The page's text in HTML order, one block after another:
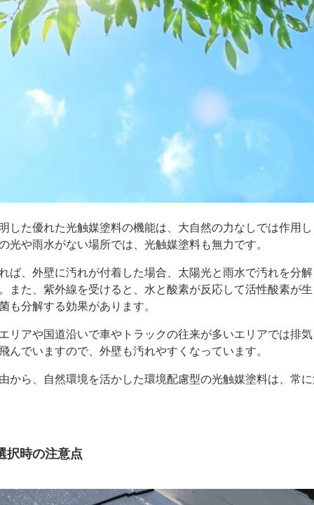
た優れた光触媒塗料の機能は、大自然の力なしでは作用
光や雨水がない場所では、光触媒塗料も無力です。
、外壁に汚れが付着した場合、太陽光と雨水で汚れを分
また、紫外線を受けると、水と酸素が反応して活性酸素が
も分解する効果があります。
アや国道沿いで車やトラックの往来が多いエリアでは排
んでいますので、外壁も汚れやすくなっています。
ら、自然環境を活かした環境配慮型の光触媒塗料は、常
択時の注意点